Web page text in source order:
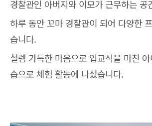
경찰관인 아버지와 이모가 근무하는 공
하루 동안 꼬마 경찰관이 되어 다양한
습니다.
설렘 가득한 마음으로 입교식을 마친
습으로 체험 활동에 나섰습니다.